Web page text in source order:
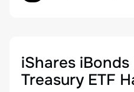
iShares iBonds
Treasury ETF